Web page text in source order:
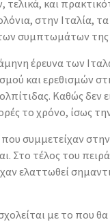
και
στην Ιταλία,
συμπτωμάτων της
έρευνα των
και ερεθισμών
Καθώς δεν
το χρόνο, ίσως
συμμετείχαν
Στο τέλος του
ελαττωθεί
με το που